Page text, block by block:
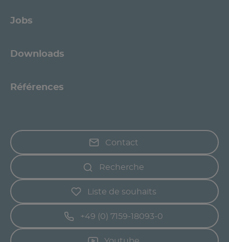
Jobs
Downloads
Références
Contact
Recherche
Liste de souhaits
+49 (0) 7159-18093-0